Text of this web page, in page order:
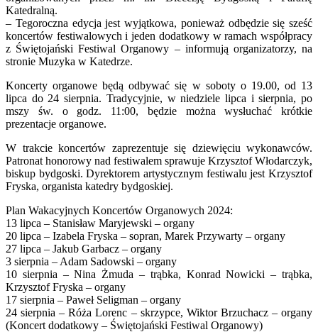
Katedralną.
– Tegoroczna edycja jest wyjątkowa, ponieważ odbędzie się sześć
koncertów festiwalowych i jeden dodatkowy w ramach współpracy
z Świętojański Festiwal Organowy – informują organizatorzy, na
stronie Muzyka w Katedrze.
Koncerty organowe będą odbywać się w soboty o 19.00, od 13
lipca do 24 sierpnia. Tradycyjnie, w niedziele lipca i sierpnia, po
mszy św. o godz. 11:00, będzie można wysłuchać krótkie
prezentacje organowe.
W trakcie koncertów zaprezentuje się dziewięciu wykonawców.
Patronat honorowy nad festiwalem sprawuje Krzysztof Włodarczyk,
biskup bydgoski. Dyrektorem artystycznym festiwalu jest Krzysztof
Fryska, organista katedry bydgoskiej.
Plan Wakacyjnych Koncertów Organowych 2024:
13 lipca – Stanisław Maryjewski – organy
20 lipca – Izabela Fryska – sopran, Marek Przywarty – organy
27 lipca – Jakub Garbacz – organy
3 sierpnia – Adam Sadowski – organy
10 sierpnia – Nina Żmuda – trąbka, Konrad Nowicki – trąbka,
Krzysztof Fryska – organy
17 sierpnia – Paweł Seligman – organy
24 sierpnia – Róża Lorenc – skrzypce, Wiktor Brzuchacz – organy
(Koncert dodatkowy – Świętojański Festiwal Organowy)